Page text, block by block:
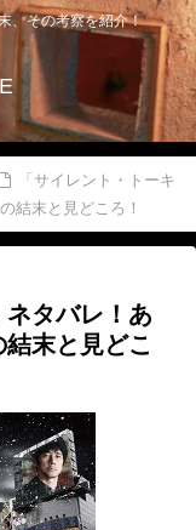
、その考察を紹介！
「サイレント・トーキ
結末と見どころ！
ネタバレ！あ
末と見どこ